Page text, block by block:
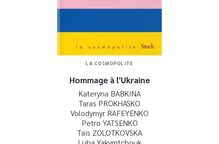
LA COSMOPOLITE
Hommage à l'Ukraine
Kateryna BABKINA
Taras PROKHASKO
Volodymyr RAFEYENKO
Petro YATSENKO
Taïs ZOLOTKOVSKA